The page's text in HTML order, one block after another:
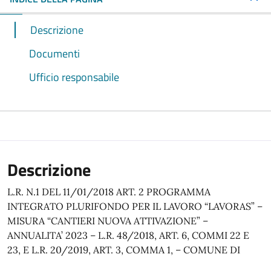
Descrizione
Documenti
Ufficio responsabile
Descrizione
L.R. N.1 DEL 11/01/2018 ART. 2 PROGRAMMA
INTEGRATO PLURIFONDO PER IL LAVORO “LAVORAS” –
MISURA “CANTIERI NUOVA ATTIVAZIONE” –
ANNUALITA’ 2023 – L.R. 48/2018, ART. 6, COMMI 22 E
23, E L.R. 20/2019, ART. 3, COMMA 1, – COMUNE DI